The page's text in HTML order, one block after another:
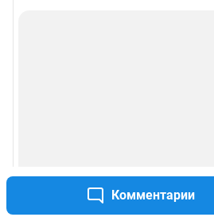
Комментарии